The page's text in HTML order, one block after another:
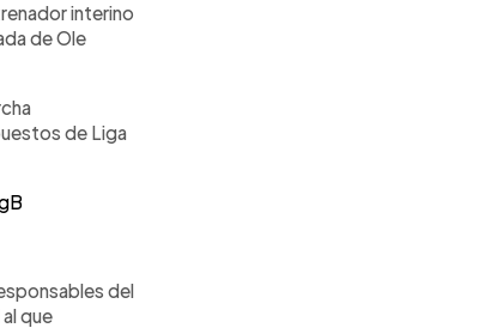
interino
de Ole
de Liga
del
que